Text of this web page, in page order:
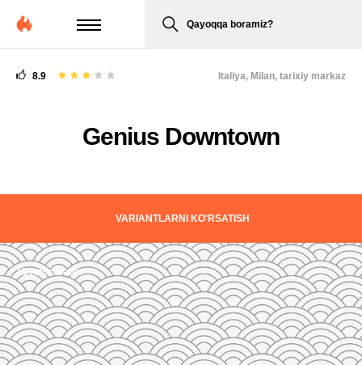
Qayoqqa boramiz?
8.9
Genius Downtown
Italiya, Milan, tarixiy markaz
VARIANTLARNI KO'RSATISH
15 fotosuratlar